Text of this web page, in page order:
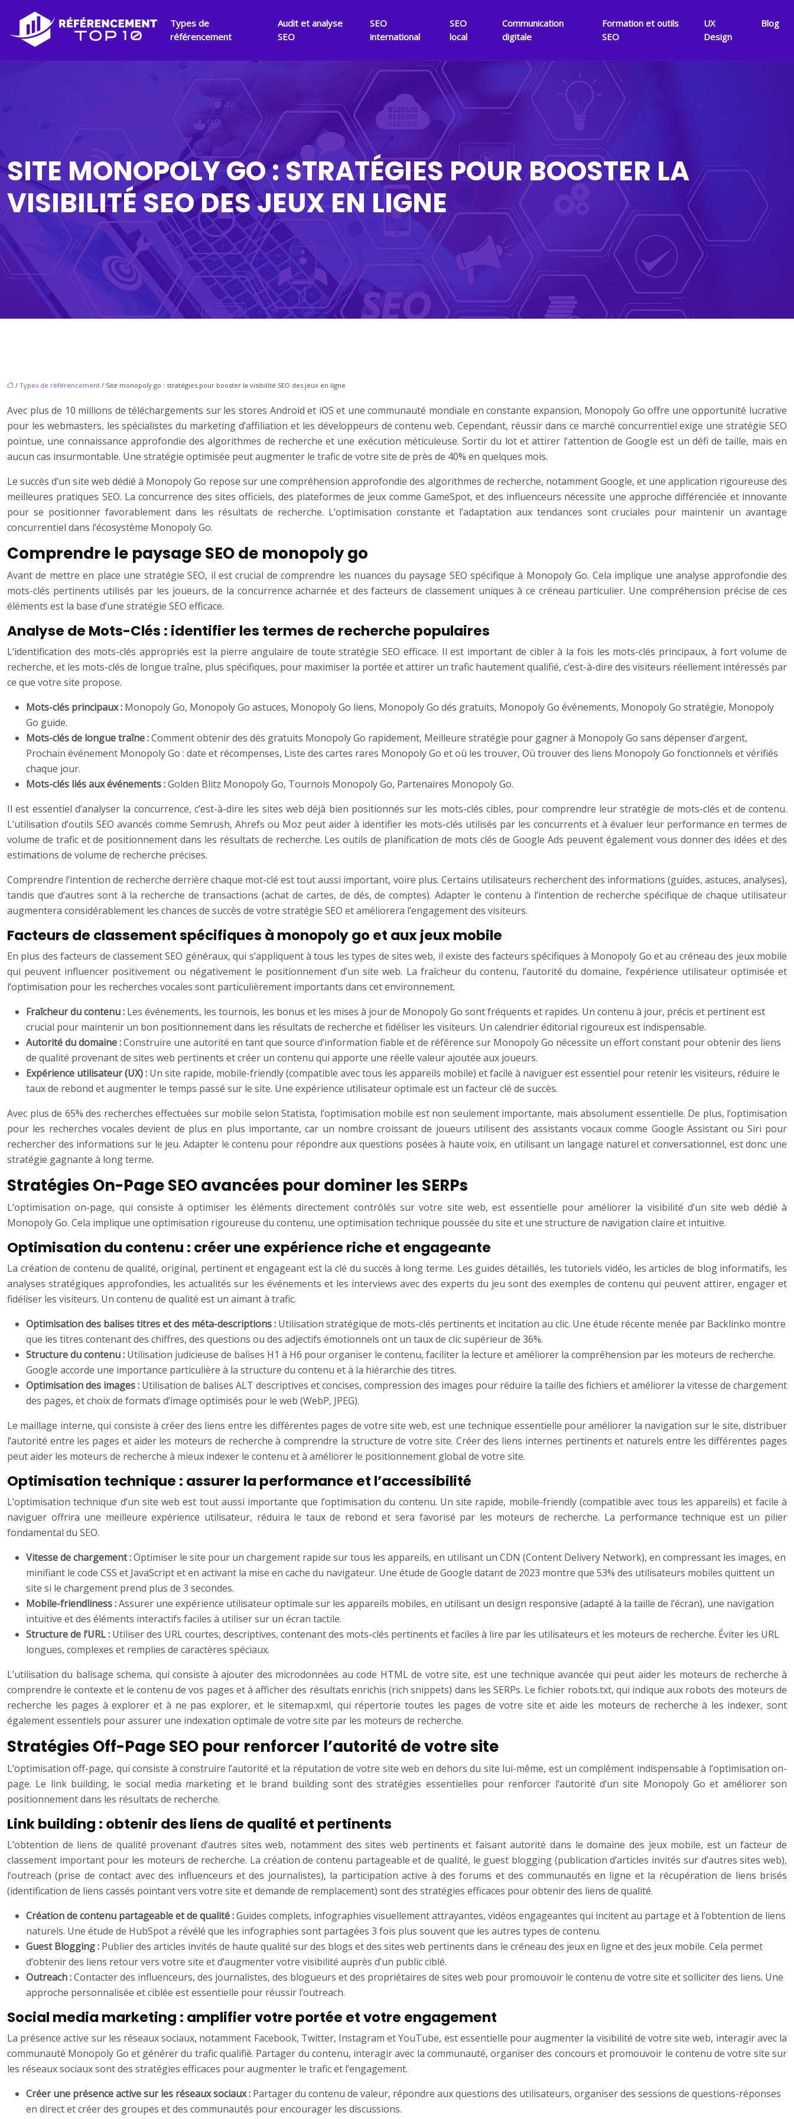
Types de
référencement
Audit et analyse
SEO
SEO
international
SEO
local
Communication
digitale
Formation et outils
SEO
UX
Design
Blog
SITE MONOPOLY GO : STRATÉGIES POUR BOOSTER LA
VISIBILITÉ SEO DES JEUX EN LIGNE
/ Types de référencement / Site monopoly go : stratégies pour booster la visibilité SEO des jeux en ligne
Avec plus de 10 millions de téléchargements sur les stores Android et iOS et une communauté mondiale en constante expansion, Monopoly Go offre une opportunité lucrative
pour les webmasters, les spécialistes du marketing d’affiliation et les développeurs de contenu web. Cependant, réussir dans ce marché concurrentiel exige une stratégie SEO
pointue, une connaissance approfondie des algorithmes de recherche et une exécution méticuleuse. Sortir du lot et attirer l’attention de Google est un défi de taille, mais en
aucun cas insurmontable. Une stratégie optimisée peut augmenter le trafic de votre site de près de 40% en quelques mois.
Le succès d’un site web dédié à Monopoly Go repose sur une compréhension approfondie des algorithmes de recherche, notamment Google, et une application rigoureuse des
meilleures pratiques SEO. La concurrence des sites officiels, des plateformes de jeux comme GameSpot, et des influenceurs nécessite une approche différenciée et innovante
pour se positionner favorablement dans les résultats de recherche. L’optimisation constante et l’adaptation aux tendances sont cruciales pour maintenir un avantage
concurrentiel dans l’écosystème Monopoly Go.
Comprendre le paysage SEO de monopoly go
Avant de mettre en place une stratégie SEO, il est crucial de comprendre les nuances du paysage SEO spécifique à Monopoly Go. Cela implique une analyse approfondie des
mots-clés pertinents utilisés par les joueurs, de la concurrence acharnée et des facteurs de classement uniques à ce créneau particulier. Une compréhension précise de ces
éléments est la base d’une stratégie SEO efficace.
Analyse de Mots-Clés : identifier les termes de recherche populaires
L’identification des mots-clés appropriés est la pierre angulaire de toute stratégie SEO efficace. Il est important de cibler à la fois les mots-clés principaux, à fort volume de
recherche, et les mots-clés de longue traîne, plus spécifiques, pour maximiser la portée et attirer un trafic hautement qualifié, c’est-à-dire des visiteurs réellement intéressés par
ce que votre site propose.
Mots-clés principaux : Monopoly Go, Monopoly Go astuces, Monopoly Go liens, Monopoly Go dés gratuits, Monopoly Go événements, Monopoly Go stratégie, Monopoly
Go guide.
Mots-clés de longue traîne :Comment obtenir des dés gratuits Monopoly Go rapidement, Meilleure stratégie pour gagner à Monopoly Go sans dépenser d’argent,
Prochain événement Monopoly Go : date et récompenses, Liste des cartes rares Monopoly Go et où les trouver, Où trouver des liens Monopoly Go fonctionnels et vérifiés
chaque jour.
Mots-clés liés aux événements :Golden Blitz Monopoly Go, Tournois Monopoly Go, Partenaires Monopoly Go.
Il est essentiel d’analyser la concurrence, c’est-à-dire les sites web déjà bien positionnés sur les mots-clés cibles, pour comprendre leur stratégie de mots-clés et de contenu.
L’utilisation d’outils SEO avancés comme Semrush, Ahrefs ou Moz peut aider à identifier les mots-clés utilisés par les concurrents et à évaluer leur performance en termes de
volume de trafic et de positionnement dans les résultats de recherche. Les outils de planification de mots clés de Google Ads peuvent également vous donner des idées et des
estimations de volume de recherche précises.
Comprendre l’intention de recherche derrière chaque mot-clé est tout aussi important, voire plus. Certains utilisateurs recherchent des informations (guides, astuces, analyses),
tandis que d’autres sont à la recherche de transactions (achat de cartes, de dés, de comptes). Adapter le contenu à l’intention de recherche spécifique de chaque utilisateur
augmentera considérablement les chances de succès de votre stratégie SEO et améliorera l’engagement des visiteurs.
Facteurs de classement spécifiques à monopoly go et aux jeux mobile
En plus des facteurs de classement SEO généraux, qui s’appliquent à tous les types de sites web, il existe des facteurs spécifiques à Monopoly Go et au créneau des jeux mobile
qui peuvent influencer positivement ou négativement le positionnement d’un site web. La fraîcheur du contenu, l’autorité du domaine, l’expérience utilisateur optimisée et
l’optimisation pour les recherches vocales sont particulièrement importants dans cet environnement.
Fraîcheur du contenu : Les événements, les tournois, les bonus et les mises à jour de Monopoly Go sont fréquents et rapides. Un contenu à jour, précis et pertinent est
crucial pour maintenir un bon positionnement dans les résultats de recherche et fidéliser les visiteurs. Un calendrier éditorial rigoureux est indispensable.
Autorité du domaine :Construire une autorité en tant que source d’information fiable et de référence sur Monopoly Go nécessite un effort constant pour obtenir des liens
de qualité provenant de sites web pertinents et créer un contenu qui apporte une réelle valeur ajoutée aux joueurs.
Expérience utilisateur (UX) : Un site rapide, mobile-friendly (compatible avec tous les appareils mobile) et facile à naviguer est essentiel pour retenir les visiteurs, réduire le
taux de rebond et augmenter le temps passé sur le site. Une expérience utilisateur optimale est un facteur clé de succès.
Avec plus de 65% des recherches effectuées sur mobile selon Statista, l’optimisation mobile est non seulement importante, mais absolument essentielle. De plus, l’optimisation
pour les recherches vocales devient de plus en plus importante, car un nombre croissant de joueurs utilisent des assistants vocaux comme Google Assistant ou Siri pour
rechercher des informations sur le jeu. Adapter le contenu pour répondre aux questions posées à haute voix, en utilisant un langage naturel et conversationnel, est donc une
stratégie gagnante à long terme.
Stratégies On-Page SEO avancées pour dominer les SERPs
L’optimisation on-page, qui consiste à optimiser les éléments directement contrôlés sur votre site web, est essentielle pour améliorer la visibilité d’un site web dédié à
Monopoly Go. Cela implique une optimisation rigoureuse du contenu, une optimisation technique poussée du site et une structure de navigation claire et intuitive.
Optimisation du contenu : créer une expérience riche et engageante
La création de contenu de qualité, original, pertinent et engageant est la clé du succès à long terme. Les guides détaillés, les tutoriels vidéo, les articles de blog informatifs, les
analyses stratégiques approfondies, les actualités sur les événements et les interviews avec des experts du jeu sont des exemples de contenu qui peuvent attirer, engager et
fidéliser les visiteurs. Un contenu de qualité est un aimant à trafic.
Optimisation des balises titres et des méta-descriptions : Utilisation stratégique de mots-clés pertinents et incitation au clic. Une étude récente menée par Backlinko montre
que les titres contenant des chiffres, des questions ou des adjectifs émotionnels ont un taux de clic supérieur de 36%.
Structure du contenu : Utilisation judicieuse de balises H1 à H6 pour organiser le contenu, faciliter la lecture et améliorer la compréhension par les moteurs de recherche.
Google accorde une importance particulière à la structure du contenu et à la hiérarchie des titres.
Optimisation des images : Utilisation de balises ALT descriptives et concises, compression des images pour réduire la taille des fichiers et améliorer la vitesse de chargement
des pages, et choix de formats d’image optimisés pour le web (WebP, JPEG).
Le maillage interne, qui consiste à créer des liens entre les différentes pages de votre site web, est une technique essentielle pour améliorer la navigation sur le site, distribuer
l’autorité entre les pages et aider les moteurs de recherche à comprendre la structure de votre site. Créer des liens internes pertinents et naturels entre les différentes pages
peut aider les moteurs de recherche à mieux indexer le contenu et à améliorer le positionnement global de votre site.
Optimisation technique : assurer la performance et l’accessibilité
L’optimisation technique d’un site web est tout aussi importante que l’optimisation du contenu. Un site rapide, mobile-friendly (compatible avec tous les appareils) et facile à
naviguer offrira une meilleure expérience utilisateur, réduira le taux de rebond et sera favorisé par les moteurs de recherche. La performance technique est un pilier
fondamental du SEO.
Vitesse de chargement :Optimiser le site pour un chargement rapide sur tous les appareils, en utilisant un CDN (Content Delivery Network), en compressant les images, en
minifiant le code CSS et JavaScript et en activant la mise en cache du navigateur. Une étude de Google datant de 2023 montre que 53% des utilisateurs mobiles quittent un
site si le chargement prend plus de 3 secondes.
Mobile-friendliness :Assurer une expérience utilisateur optimale sur les appareils mobiles, en utilisant un design responsive (adapté à la taille de l’écran), une navigation
intuitive et des éléments interactifs faciles à utiliser sur un écran tactile.
Structure de l’URL : Utiliser des URL courtes, descriptives, contenant des mots-clés pertinents et faciles à lire par les utilisateurs et les moteurs de recherche. Éviter les URL
longues, complexes et remplies de caractères spéciaux.
L’utilisation du balisage schema, qui consiste à ajouter des microdonnées au code HTML de votre site, est une technique avancée qui peut aider les moteurs de recherche à
comprendre le contexte et le contenu de vos pages et à afficher des résultats enrichis (rich snippets) dans les SERPs. Le fichier robots.txt, qui indique aux robots des moteurs de
recherche les pages à explorer et à ne pas explorer, et le sitemap.xml, qui répertorie toutes les pages de votre site et aide les moteurs de recherche à les indexer, sont
également essentiels pour assurer une indexation optimale de votre site par les moteurs de recherche.
Stratégies Off-Page SEO pour renforcer l’autorité de votre site
L’optimisation off-page, qui consiste à construire l’autorité et la réputation de votre site web en dehors du site lui-même, est un complément indispensable à l’optimisation on-
page. Le link building, le social media marketing et le brand building sont des stratégies essentielles pour renforcer l’autorité d’un site Monopoly Go et améliorer son
positionnement dans les résultats de recherche.
Link building : obtenir des liens de qualité et pertinents
L’obtention de liens de qualité provenant d’autres sites web, notamment des sites web pertinents et faisant autorité dans le domaine des jeux mobile, est un facteur de
classement important pour les moteurs de recherche. La création de contenu partageable et de qualité, le guest blogging (publication d’articles invités sur d’autres sites web),
l’outreach (prise de contact avec des influenceurs et des journalistes), la participation active à des forums et des communautés en ligne et la récupération de liens brisés
(identification de liens cassés pointant vers votre site et demande de remplacement) sont des stratégies efficaces pour obtenir des liens de qualité.
Création de contenu partageable et de qualité :Guides complets, infographies visuellement attrayantes, vidéos engageantes qui incitent au partage et à l’obtention de liens
naturels. Une étude de HubSpot a révélé que les infographies sont partagées 3 fois plus souvent que les autres types de contenu.
Guest Blogging : Publier des articles invités de haute qualité sur des blogs et des sites web pertinents dans le créneau des jeux en ligne et des jeux mobile. Cela permet
d’obtenir des liens retour vers votre site et d’augmenter votre visibilité auprès d’un public ciblé.
Outreach :Contacter des influenceurs, des journalistes, des blogueurs et des propriétaires de sites web pour promouvoir le contenu de votre site et solliciter des liens. Une
approche personnalisée et ciblée est essentielle pour réussir l’outreach.
Social media marketing : amplifier votre portée et votre engagement
La présence active sur les réseaux sociaux, notamment Facebook, Twitter, Instagram et YouTube, est essentielle pour augmenter la visibilité de votre site web, interagir avec la
communauté Monopoly Go et générer du trafic qualifié. Partager du contenu, interagir avec la communauté, organiser des concours et promouvoir le contenu de votre site sur
les réseaux sociaux sont des stratégies efficaces pour augmenter le trafic et l’engagement.
Créer une présence active sur les réseaux sociaux : Partager du contenu de valeur, répondre aux questions des utilisateurs, organiser des sessions de questions-réponses
en direct et créer des groupes et des communautés pour encourager les discussions.